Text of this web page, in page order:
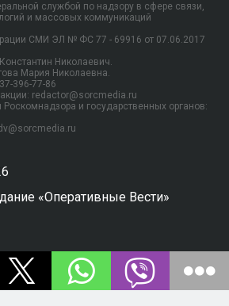
службой по надзору в сфере связи,
и массовых коммуникаций
СМИ ЭЛ № ФС 77 - 69916 от 07.06.2017
Николаевич.
Мария Николаевна.
396-77-86
redactor@sorcmedia.ru
и государственных органов:
«Оперативные Вести»